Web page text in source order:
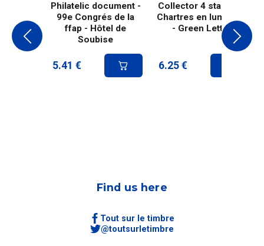
Philatelic document -
99e Congrés de la
ffap - Hôtel de
Soubise
5.41 €
Collector 4 stamps -
Chartres en lumières
- Green Letter
6.25 €
Find us here
Tout sur le timbre
@toutsurletimbre